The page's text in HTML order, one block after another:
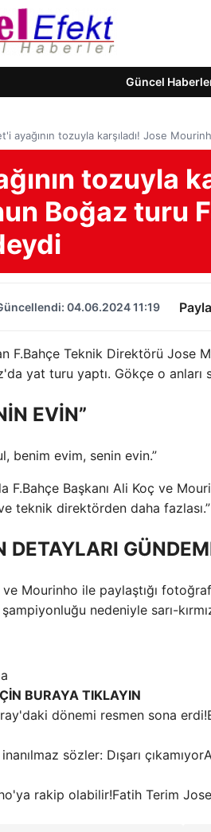
Güncel
ayağının tozuyla karşıladı! Jose
tozuyla
Boğaz turu
04.06.2024 11:19
F.Bahçe Teknik Direktörü
yat turu yaptı. Gökçe o anları
EVİN”
benim evim, senin evin.”
F.Bahçe Başkanı Ali Koç ve
teknik direktörden daha
DETAYLARI
Mourinho ile paylaştığı
nedeniyle sarı-
BURAYA TIKLAYIN
Fatih Terim